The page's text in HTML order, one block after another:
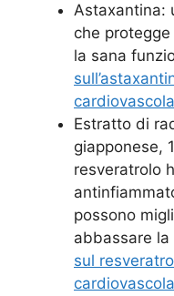
Astaxantina:
che
la sana
Estratto di
giapponese,
resveratrolo
possono
abbassare la
sul